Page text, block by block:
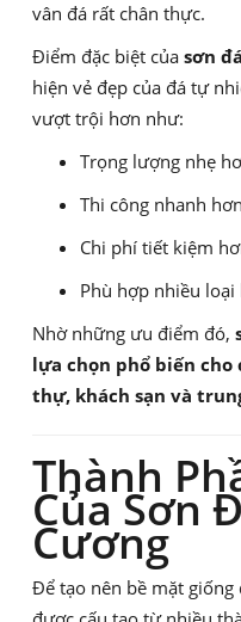
vân đá rất chân thực.
Điểm đặc biệt của sơn
hiện vẻ đẹp của đá tự
vượt trội hơn như:
Trọng lượng nhẹ
Thi công nhanh hơn
Chi phí tiết kiệm
Phù hợp nhiều
Nhờ những ưu điểm đó,
lựa chọn phổ biến
thự, khách sạn và
Thành
Của Sơn
Cương
Để tạo nên bề mặt giống